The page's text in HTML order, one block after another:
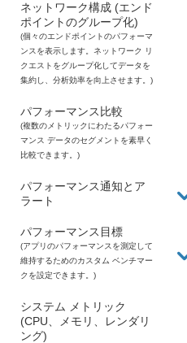
ネットワーク構成 (エンド
ポイントのグループ化)
(個々のエンドポイントのパフォーマ
ンスを表示します。ネットワーク リ
クエストをグループ化してデータを
集約し、分析効率を向上させます。)
パフォーマンス比較
(複数のメトリックにわたるパフォー
マンス データのセグメントを素早く
比較できます。)
パフォーマンス通知とア
ラート
パフォーマンス目標
(アプリのパフォーマンスを測定して
維持するためのカスタム ベンチマー
クを設定できます。)
システム メトリック
(CPU、メモリ、レンダリ
ング)